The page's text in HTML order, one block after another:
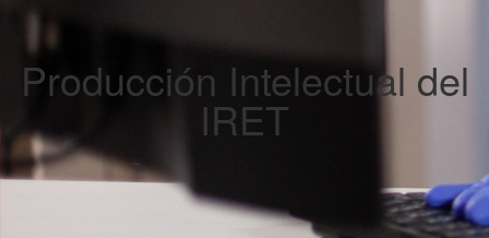
Producción Intelectual del
IRET